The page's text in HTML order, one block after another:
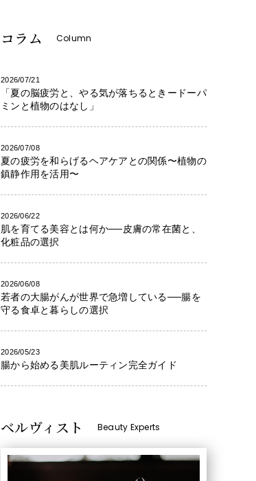
コラム Column
2026/07/21
「夏の脳疲労と、やる気が落ちるときードーパ
ミンと植物のはなし」
2026/07/08
夏の疲労を和らげるヘアケアとの関係〜植物の
鎮静作用を活用〜
2026/06/22
肌を育てる美容とは何か──皮膚の常在菌と、
化粧品の選択
2026/06/08
若者の大腸がんが世界で急増している──腸を
守る食卓と暮らしの選択
2026/05/23
腸から始める美肌ルーティン完全ガイド
ベルヴィスト Beauty Experts